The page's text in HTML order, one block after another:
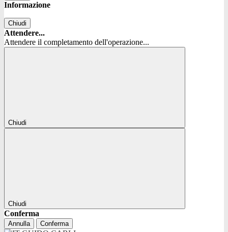
Informazione
Chiudi
Attendere...
Attendere il completamento dell'operazione...
Chiudi
Chiudi
Conferma
Annulla Conferma